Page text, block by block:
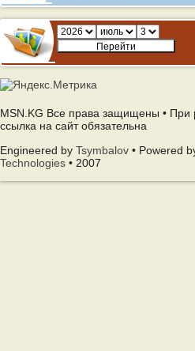
MSN.KG Все права защищены • При
ссылка на сайт обязательна
Engineered by Tsymbalov • Powered
Technologies • 2007